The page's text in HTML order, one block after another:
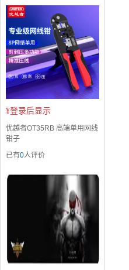
¥登录后显示
优越者OT35RB 高端单用网线
钳子
已有0人评价